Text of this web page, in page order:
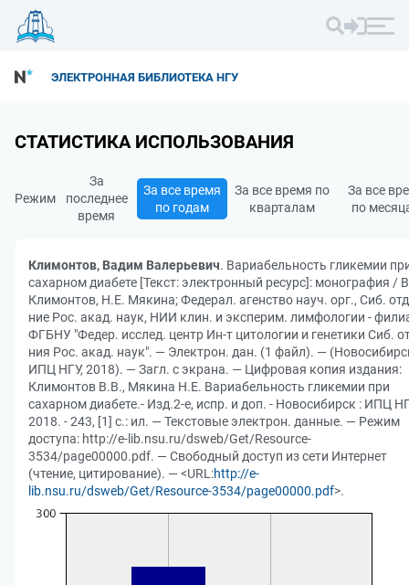
ЭЛЕКТРОННАЯ БИБЛИОТЕКА НГУ
СТАТИСТИКА ИСПОЛЬЗОВАНИЯ
Режим
За
последнее
время
За все время
по годам
За все время по
кварталам
За все
по
Климонтов, Вадим Валерьевич. Вариабельность гликемии
сахарном диабете [Текст: электронный ресурс]: монография /
Климонтов, Н.Е. Мякина; Федерал. агенство науч. орг., Сиб.
ние Рос. акад. наук, НИИ клин. и эксперим. лимфологии -
ФГБНУ "Федер. исслед. центр Ин-т цитологии и генетики Сиб.
ния Рос. акад. наук". — Электрон. дан. (1 файл). —
ИПЦ НГУ, 2018). — Загл. с экрана. — Цифровая копия издания:
Климонтов В.В., Мякина Н.Е. Вариабельность гликемии при
сахарном диабете.- Изд.2-е, испр. и доп. - Новосибирск : ИПЦ
2018. - 243, [1] с.: ил. — Текстовые электрон. данные. — Режим
доступа: http://e-lib.nsu.ru/dsweb/Get/Resource-
3534/page00000.pdf. — Свободный доступ из сети Интернет
(чтение, цитирование). — <URL:http://e-
lib.nsu.ru/dsweb/Get/Resource-3534/page00000.pdf>.